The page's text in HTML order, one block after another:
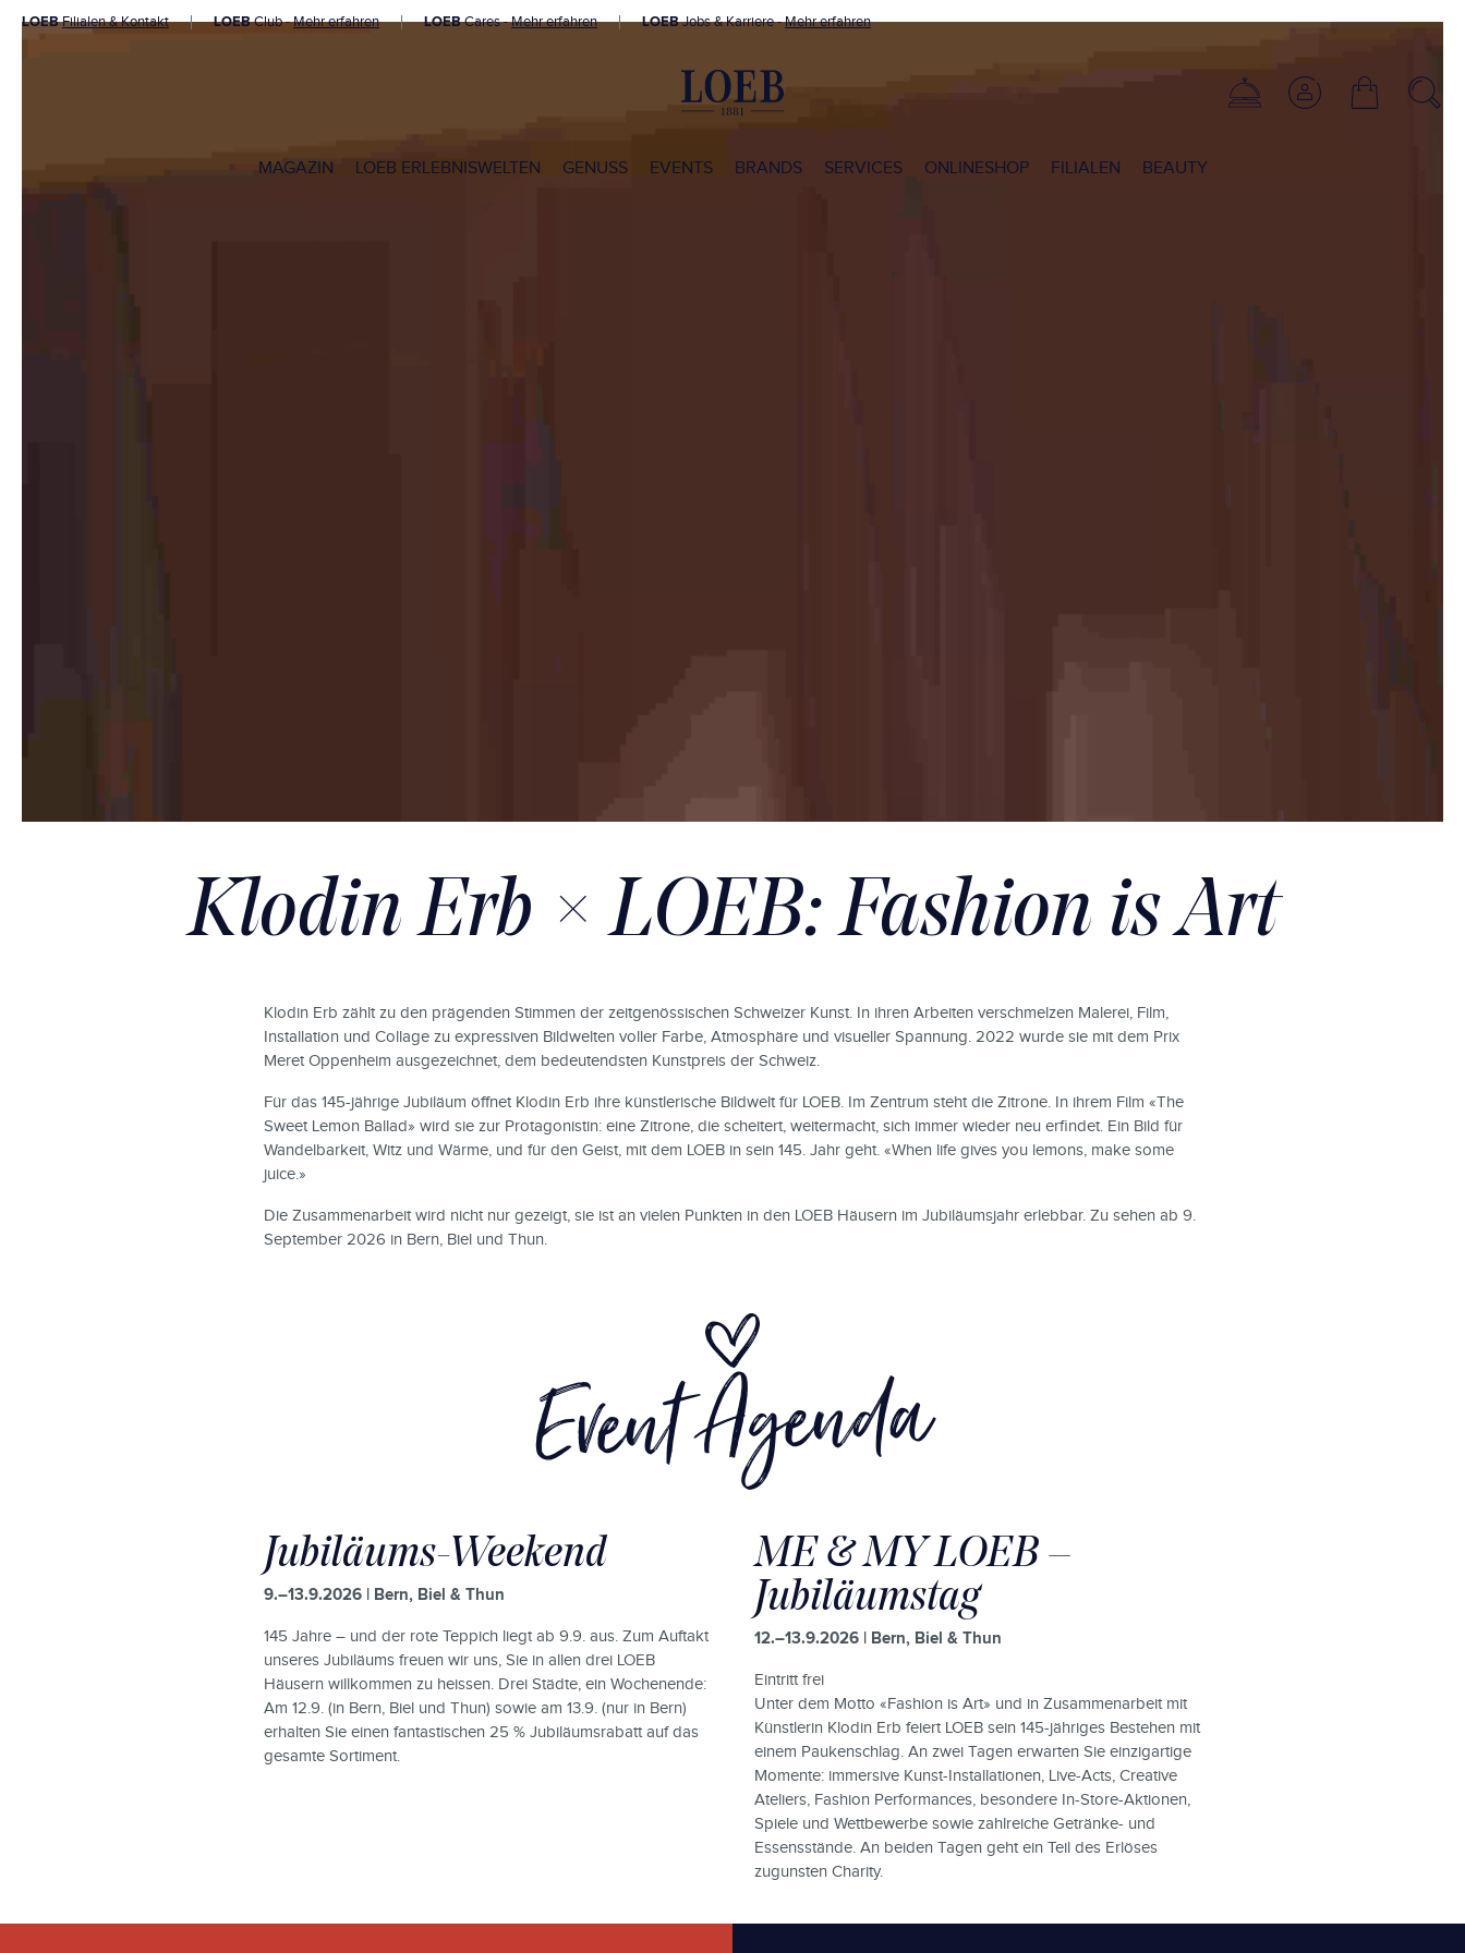
LOEBFilialen & Kontakt LOEBClub -Mehr erfahren LOEBCares -Mehr erfahren LOEBJobs & Karriere -Mehr erfahren
MAGAZIN LOEB ERLEBNISWELTEN GENUSS EVENTS BRANDS SERVICES ONLINESHOP FILIALEN BEAUTY
Klodin Erb × LOEB: Fashion is Art
Klodin Erb zählt zu den prägenden Stimmen der zeitgenössischen Schweizer Kunst. In ihren Arbeiten verschmelzen Malerei, Film,
Installation und Collage zu expressiven Bildwelten voller Farbe, Atmosphäre und visueller Spannung. 2022 wurde sie mit dem Prix
Meret Oppenheim ausgezeichnet, dem bedeutendsten Kunstpreis der Schweiz.
Für das 145-jährige Jubiläum öffnet Klodin Erb ihre künstlerische Bildwelt für LOEB. Im Zentrum steht die Zitrone. In ihrem Film «The
Sweet Lemon Ballad» wird sie zur Protagonistin: eine Zitrone, die scheitert, weitermacht, sich immer wieder neu erfindet. Ein Bild für
Wandelbarkeit, Witz und Wärme, und für den Geist, mit dem LOEB in sein 145. Jahr geht. «When life gives you lemons, make some
juice.»
Die Zusammenarbeit wird nicht nur gezeigt, sie ist an vielen Punkten in den LOEB Häusern im Jubiläumsjahr erlebbar. Zu sehen ab 9.
September 2026 in Bern, Biel und Thun.
Event Agenda
Jubiläums-Weekend
9.–13.9.2026 | Bern, Biel & Thun
145 Jahre – und der rote Teppich liegt ab 9.9. aus. Zum Auftakt
unseres Jubiläums freuen wir uns, Sie in allen drei LOEB
Häusern willkommen zu heissen. Drei Städte, ein Wochenende:
Am 12.9. (in Bern, Biel und Thun) sowie am 13.9. (nur in Bern)
erhalten Sie einen fantastischen 25 % Jubiläumsrabatt auf das
gesamte Sortiment.
ME & MY LOEB –
Jubiläumstag
12.–13.9.2026 | Bern, Biel & Thun
Eintritt frei
Unter dem Motto «Fashion is Art» und in Zusammenarbeit mit
Künstlerin Klodin Erb feiert LOEB sein 145-jähriges Bestehen mit
einem Paukenschlag. An zwei Tagen erwarten Sie einzigartige
Momente: immersive Kunst-Installationen, Live-Acts, Creative
Ateliers, Fashion Performances, besondere In-Store-Aktionen,
Spiele und Wettbewerbe sowie zahlreiche Getränke- und
Essensstände. An beiden Tagen geht ein Teil des Erlöses
zugunsten Charity.